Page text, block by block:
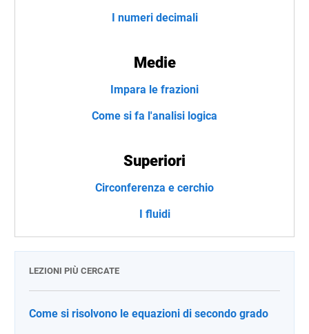
I numeri decimali
Medie
Impara le frazioni
Come si fa l'analisi logica
Superiori
Circonferenza e cerchio
I fluidi
LEZIONI PIÙ CERCATE
Come si risolvono le equazioni di secondo grado